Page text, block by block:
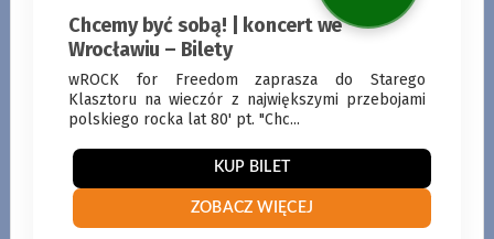
Chcemy być sobą! | koncert we
Wrocławiu – Bilety
wROCK for Freedom zaprasza do Starego
Klasztoru na wieczór z największymi przebojami
polskiego rocka lat 80' pt. "Chc...